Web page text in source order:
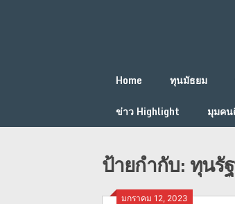
Home ทุนมัธยม
ข่าว Highlight
มุมคน
ป้ายกำกับ:ทุนรั
มกราคม 12, 2023